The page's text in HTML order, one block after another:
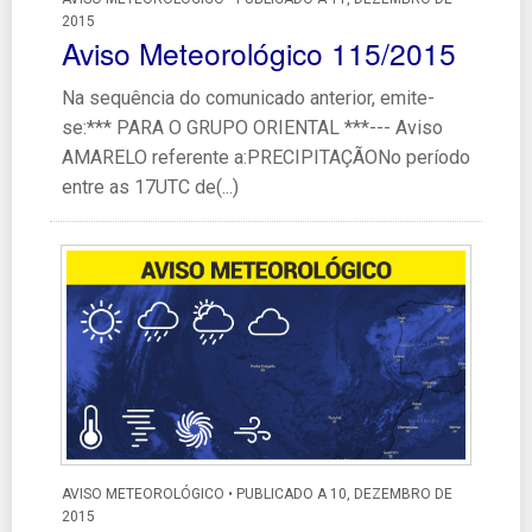
2015
Aviso Meteorológico 115/2015
Na sequência do comunicado anterior, emite-
se:*** PARA O GRUPO ORIENTAL ***--- Aviso
AMARELO referente a:PRECIPITAÇÃONo período
entre as 17UTC de(...)
AVISO METEOROLÓGICO • PUBLICADO A 10, DEZEMBRO DE
2015